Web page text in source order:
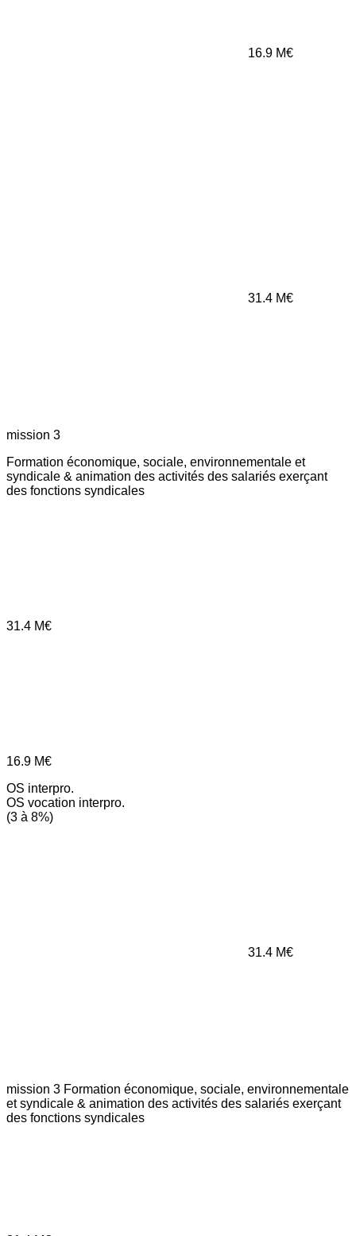
16.9 M€
31.4 M€
mission 3
Formation économique, sociale, environnementale et
syndicale & animation des activités des salariés exerçant
des fonctions syndicales
31.4 M€
16.9 M€
OS interpro.
OS vocation interpro.
(3 à 8%)
31.4 M€
mission 3 Formation économique, sociale, environnementale
et syndicale & animation des activités des salariés exerçant
des fonctions syndicales